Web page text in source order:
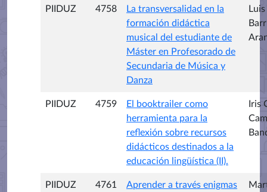
PIIDUZ 4758
La transversalidad en la
formación didáctica
musical del estudiante de
Máster en Profesorado de
Secundaria de Música y
Danza
PIIDUZ 4759
El booktrailer como
herramienta para la
reflexión sobre recursos
didácticos destinados a la
educación lingüística (II).
Iris
PIIDUZ 4761
Aprender a través enigmas